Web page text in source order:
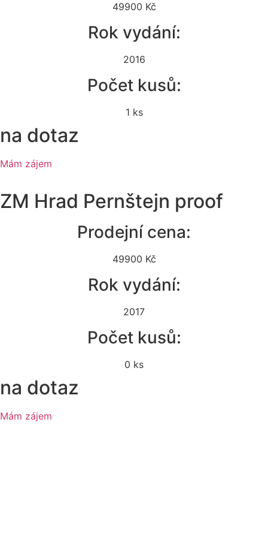
49900 Kč
Rok vydání:
2016
Počet kusů:
1 ks
na dotaz
Mám zájem
ZM Hrad Pernštejn proof
Prodejní cena:
49900 Kč
Rok vydání:
2017
Počet kusů:
0 ks
na dotaz
Mám zájem